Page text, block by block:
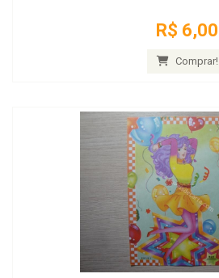
R$ 6,00
Comprar!